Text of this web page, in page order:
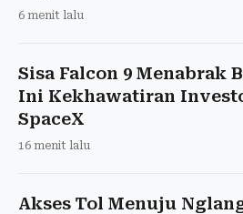
6 menit lalu
Sisa Falcon 9 Menabrak
Ini Kekhawatiran
SpaceX
16 menit lalu
Akses Tol Menuju